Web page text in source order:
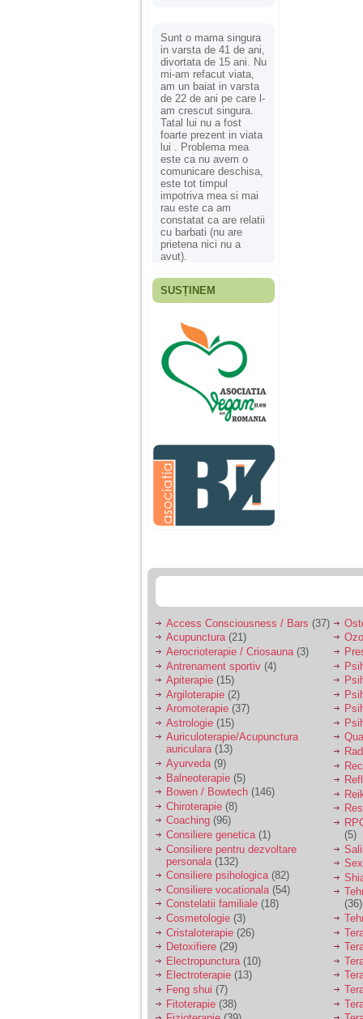
Sunt o mama singura
in varsta de 41 de ani,
divortata de 15 ani. Nu
mi-am refacut viata,
am un baiat in varsta
de 22 de ani pe care l-
am crescut singura.
Tatal lui nu a fost
foarte prezent in viata
lui . Problema mea
este ca nu avem o
comunicare deschisa,
este tot timpul
impotriva mea si mai
rau este ca am
constatat ca are relatii
cu barbati (nu are
prietena nici nu a
avut).
Fiica mea s-a nascut
ani, privind in urma
realizez cat de multe
greseli am facut in
educatia si cresterea
ei, am fost o mama
egoista, preocupata
de implinirea
profesionala, cand ea
era mica am neglijat-
agresiva, orice
greseala era taxata cu
o palma sau pedepse.
De 4 ani am o relatie
serioasa cu un barbat
sa se manifeste o
Ma aflu aici pentru ca
vreau sa stiu daca am
nevoie de un psiholog
sau psihiatru.
Sunt casatorita, am
31 de ani si un copil in
varsta de 2 ani care
mi-e lumina ochilor.
De ceva timp simt ca
mi s-a adunat
oboseala, o oboseala
cronica de care nu pot
scapa si simt ca din
cauza ei nu pot
controla nervii si
cateodata are copilul
de suferit.
Am o bariera peste
care nu pot trece:
prietena mea a ramas
insarcinata cu o fata.
Am fost de comun
acord sa facem un
copil, cu gandul ca e
baiat.
SUSȚINEM
Access Consciousness / Bars (37)
Acupunctura(21)
Aerocrioterapie / Criosauna (3)
Antrenament sportiv (4)
Apiterapie (15)
Argiloterapie (2)
Aromoterapie (37)
Astrologie (15)
Auriculoterapie/Acupunctura
auriculara(13)
Ayurveda(9)
Balneoterapie (5)
Bowen / Bowtech (146)
Chiroterapie (8)
Coaching (96)
Consiliere genetica(1)
Consiliere pentru dezvoltare
personala (132)
Consiliere psihologica(82)
Consiliere vocationala (54)
Constelatii familiale (18)
Cosmetologie (3)
Cristaloterapie (26)
Detoxifiere (29)
Electropunctura (10)
Electroterapie (13)
Feng shui (7)
Fitoterapie (38)
(5)
(36)